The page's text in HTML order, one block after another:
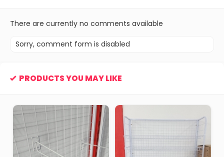
There are currently no comments available
Sorry, comment form is disabled
PRODUCTS YOU MAY LIKE